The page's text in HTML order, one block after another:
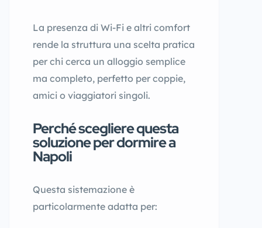
La presenza di Wi-Fi e altri comfort
rende la struttura una scelta pratica
per chi cerca un alloggio semplice
ma completo, perfetto per coppie,
amici o viaggiatori singoli.
Perché scegliere questa
soluzione per dormire a
Napoli
Questa sistemazione è
particolarmente adatta per: